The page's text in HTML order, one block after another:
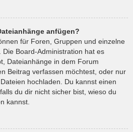
anfügen?
für Foren, Gruppen und einzelne
Board-Administration hat es
Dateianhänge in dem Forum
Beitrag verfassen möchtest, oder nur
hochladen. Du kannst einen
du dir nicht sicher bist, wieso du
kannst.